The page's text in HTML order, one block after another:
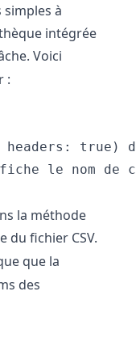
simples à
intégrée
Voici
:
headers: true)
le nom de
la méthode
du fichier CSV.
que la
des